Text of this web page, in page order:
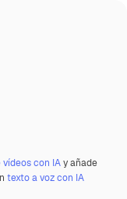
con IAy añade
texto a voz con IA